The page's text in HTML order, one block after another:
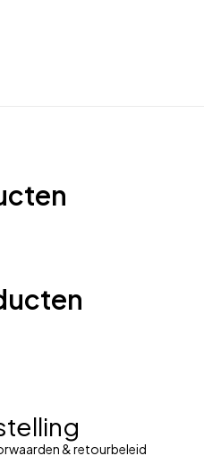
& retourbeleid